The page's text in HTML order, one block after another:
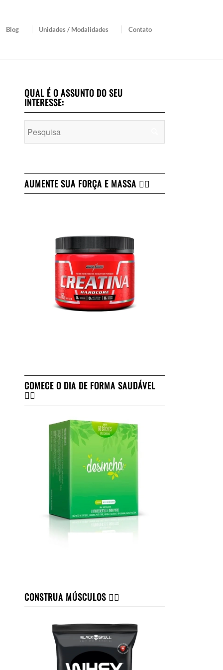
Blog Unidades / Modalidades Contato
QUAL É O ASSUNTO DO SEU
INTERESSE:
AUMENTE SUA FORÇA E MASSA 👇🏻
COMECE O DIA DE FORMA SAUDÁVEL
👇🏻
CONSTRUA MÚSCULOS 👇🏻